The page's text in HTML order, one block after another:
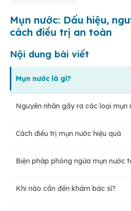
Thuận Mỹ
Mụn nước: Dấu hiệu,
cách điều trị an toàn
Nội dung bài viết
Mụn nước là gì?
Nguyên nhân gây ra các loại mụn
Do cọ xát
Cách điều trị mụn nước hiệu quả
Biện pháp phòng ngừa mụn nước
Khi nào cần đến khám bác sĩ?